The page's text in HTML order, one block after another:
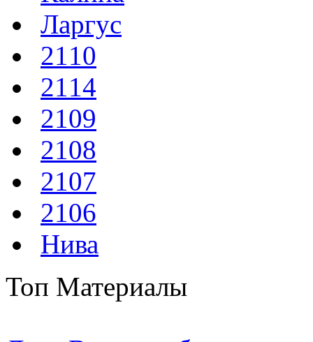
Ларгус
2110
2114
2109
2108
2107
2106
Нива
Топ Материалы